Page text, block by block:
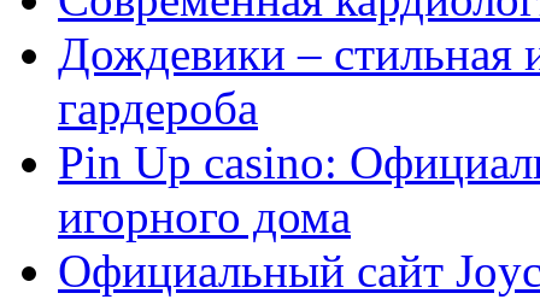
Дождевики – стильная
гардероба
Pin Up casino:
игорного дома
Официальный сайт